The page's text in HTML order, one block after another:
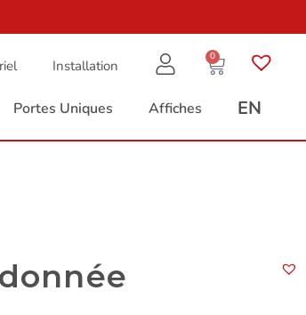
Installation
0
Portes Uniques Affiches EN